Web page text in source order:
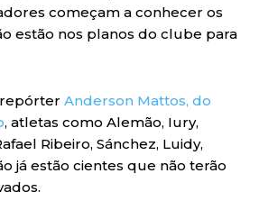
começam a conhecer os
estão nos planos do clube para
Anderson Mattos, do
, atletas como Alemão, Iury,
Ribeiro, Sánchez, Luidy,
já estão cientes que não terão